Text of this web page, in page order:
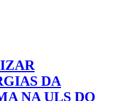
DA
NA ULS DO